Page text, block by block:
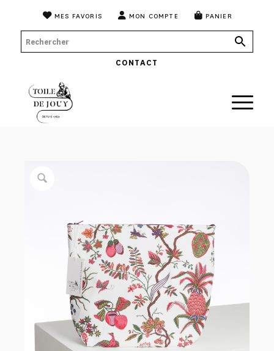
MES FAVORIS MON COMPTE PANIER
CONTACT